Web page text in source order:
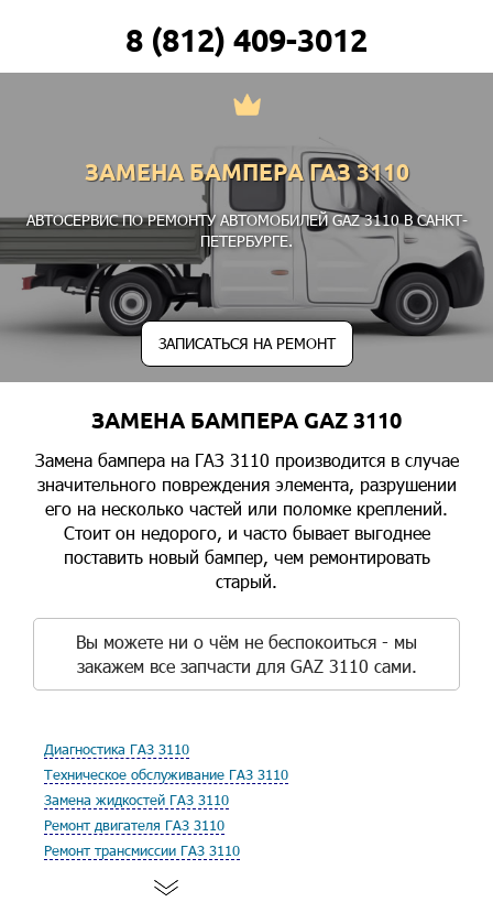
8 (812) 409-3012
ЗАМЕНА БАМПЕРА ГАЗ 3110
АВТОСЕРВИС ПО РЕМОНТУ АВТОМОБИЛЕЙ GAZ 3110 В САНКТ-
ПЕТЕРБУРГЕ.
ЗАПИСАТЬСЯ НА РЕМОНТ
ЗАМЕНА БАМПЕРА GAZ 3110
Замена бампера на ГАЗ 3110 производится в случае
значительного повреждения элемента, разрушении
его на несколько частей или поломке креплений.
Стоит он недорого, и часто бывает выгоднее
поставить новый бампер, чем ремонтировать
старый.
Вы можете ни о чём не беспокоиться - мы
закажем все запчасти для GAZ 3110 сами.
Диагностика ГАЗ 3110
Техническое обслуживание ГАЗ 3110
Замена жидкостей ГАЗ 3110
Ремонт двигателя ГАЗ 3110
Ремонт трансмиссии ГАЗ 3110